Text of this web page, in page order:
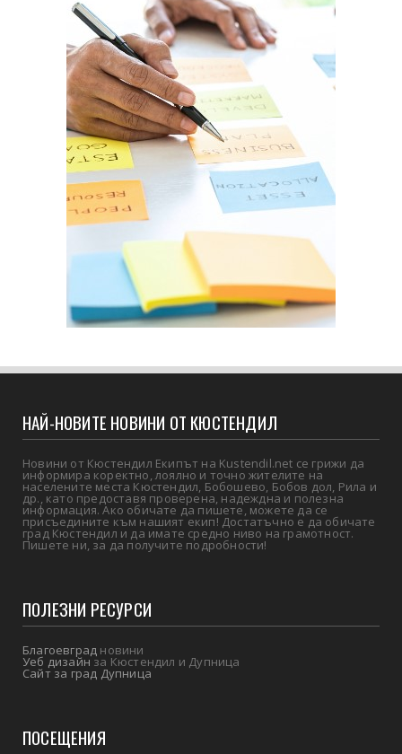
НАЙ-НОВИТЕ НОВИНИ ОТ КЮСТЕНДИЛ
Новини от Кюстендил Екипът на Kustendil.net се грижи да
информира коректно, лоялно и точно жителите на
населените места Кюстендил, Бобошево, Бобов дол, Рила и
др., като предоставя проверена, надеждна и полезна
информация. Ако обичате да пишете, можете да се
присъедините към нашият екип! Достатъчно е да обичате
град Кюстендил и да имате средно ниво на грамотност.
Пишете ни, за да получите подробности!
ПОЛЕЗНИ РЕСУРСИ
Благоевград новини
Уеб дизайнза Кюстендил и Дупница
Сайт за град Дупница
ПОСЕЩЕНИЯ